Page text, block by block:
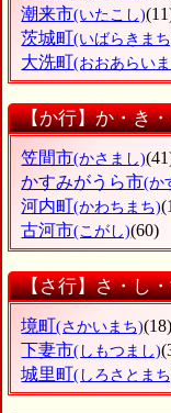
潮来市(いたこし)
茨城町(いばらきま
大洗町(おおあらい
【か行】か・き
笠間市(かさまし)
かすみがうら市(か
河内町(かわちまち)
古河市(こがし)
【さ行】さ・し
境町(さかいまち)
下妻市(しもつまし)
城里町(しろさとま